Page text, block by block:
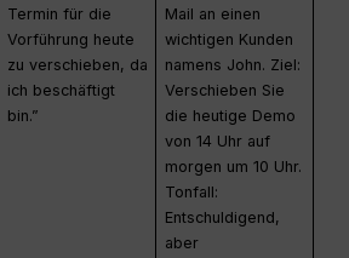
Termin für die
Vorführung heute
zu verschieben, da
ich beschäftigt
bin.”
Mail an einen
wichtigen Kunden
namens John. Ziel:
Verschieben Sie
die heutige Demo
von 14 Uhr auf
morgen um 10 Uhr.
Tonfall:
Entschuldigend,
aber